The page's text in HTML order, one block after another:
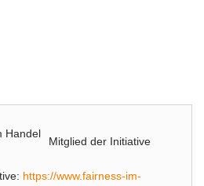
Mitglied der Initiative
https://www.fairness-im-